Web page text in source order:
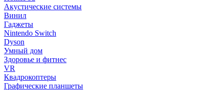
Акустические системы
Винил
Гаджеты
Nintendo Switch
Dyson
Умный дом
Здоровье и фитнес
VR
Квадрокоптеры
Графические планшеты